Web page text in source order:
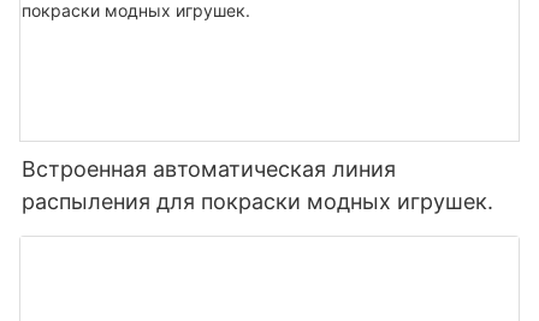
Встроенная автоматическая линия
распыления для покраски модных игрушек.